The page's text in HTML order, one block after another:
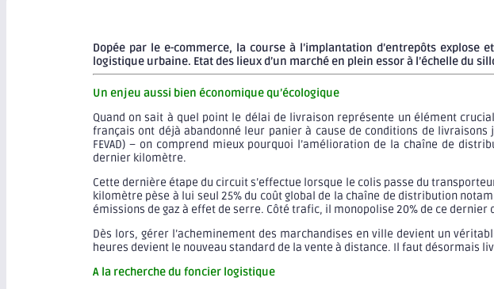
Dopée par le e-commerce, la course à l’implantation d’entrepôts
logistique urbaine. Etat des lieux d’un marché en plein essor à l’échelle du
Un enjeu aussi bien économique qu’écologique
Quand on sait à quel point le délai de livraison représente un élément
français ont déjà abandonné leur panier à cause de conditions de
FEVAD) – on comprend mieux pourquoi l’amélioration de la chaîne de
dernier kilomètre.
Cette dernière étape du circuit s’effectue lorsque le colis passe du
kilomètre pèse à lui seul 25% du coût global de la chaîne de distribution
émissions de gaz à effet de serre. Côté trafic, il monopolise 20% de ce
Dès lors, gérer l’acheminement des marchandises en ville devient un
heures devient le nouveau standard de la vente à distance. Il faut désormais
A la recherche du foncier logistique